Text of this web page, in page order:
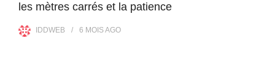
les mètres carrés et la patience
IDDWEB 6 MOISAGO